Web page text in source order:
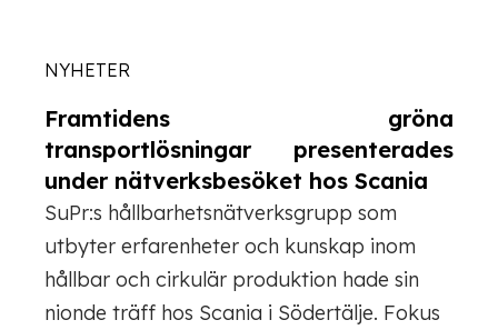
NYHETER
Framtidens gröna
transportlösningar presenterades
under nätverksbesöket hos Scania
SuPr:s hållbarhetsnätverksgrupp som
utbyter erfarenheter och kunskap inom
hållbar och cirkulär produktion hade sin
nionde träff hos Scania i Södertälje. Fokus